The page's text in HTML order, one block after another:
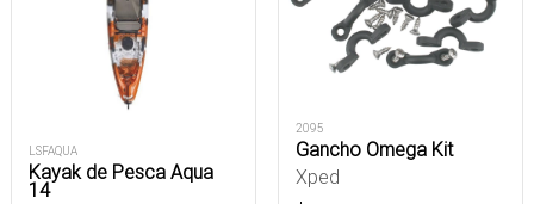
LSFAQUA
Kayak de Pesca Aqua
14
2095
Gancho Omega Kit
Xped